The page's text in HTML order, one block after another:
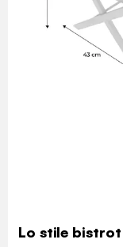
Lo stile